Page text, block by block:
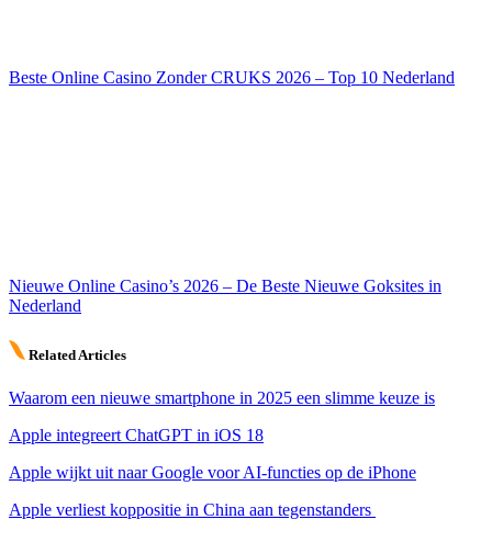
Beste Online Casino Zonder CRUKS 2026 – Top 10 Nederland
Nieuwe Online Casino’s 2026 – De Beste Nieuwe Goksites in
Nederland
Related Articles
Waarom een nieuwe smartphone in 2025 een slimme keuze is
Apple integreert ChatGPT in iOS 18
Apple wijkt uit naar Google voor AI-functies op de iPhone
Apple verliest koppositie in China aan tegenstanders